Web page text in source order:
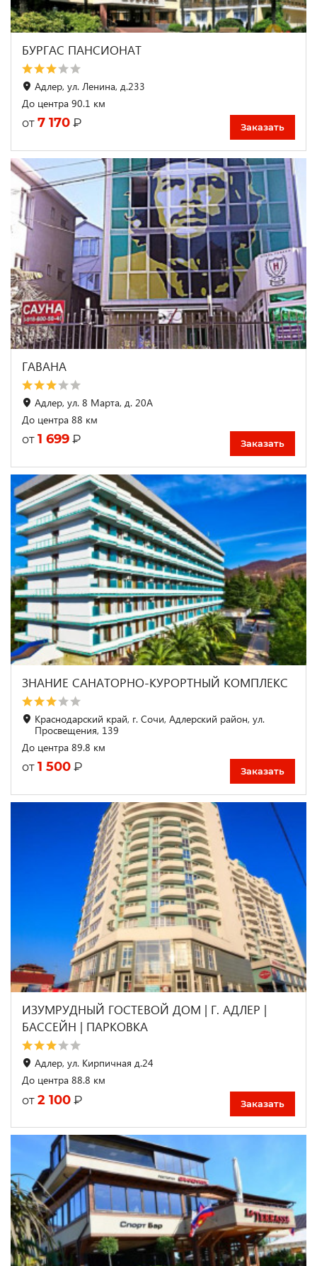
БУРГАС ПАНСИОНАТ
Адлер, ул. Ленина, д.233
До центра 90.1 км
от 7 170 ₽ Заказать
ГАВАНА
Адлер, ул. 8 Марта, д. 20А
До центра 88 км
от 1 699 ₽ Заказать
ЗНАНИЕ САНАТОРНО-КУРОРТНЫЙ КОМПЛЕКС
Краснодарский край, г. Сочи, Адлерский район, ул.
Просвещения, 139
До центра 89.8 км
от 1 500 ₽ Заказать
ИЗУМРУДНЫЙ ГОСТЕВОЙ ДОМ | Г. АДЛЕР |
БАССЕЙН | ПАРКОВКА
Адлер, ул. Кирпичная д.24
До центра 88.8 км
от 2 100 ₽ Заказать